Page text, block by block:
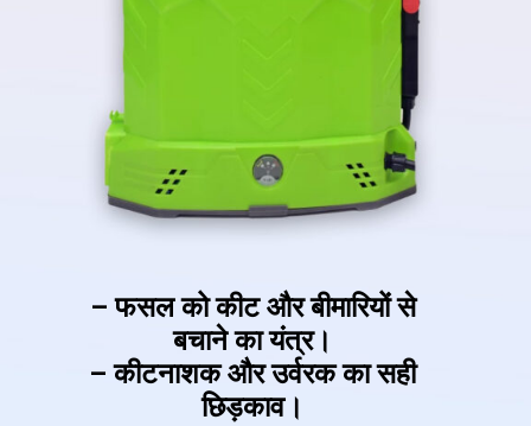
– फसल को कीट और बीमारियों से
बचाने का यंत्र।
– कीटनाशक और उर्वरक का सही
छिड़काव।